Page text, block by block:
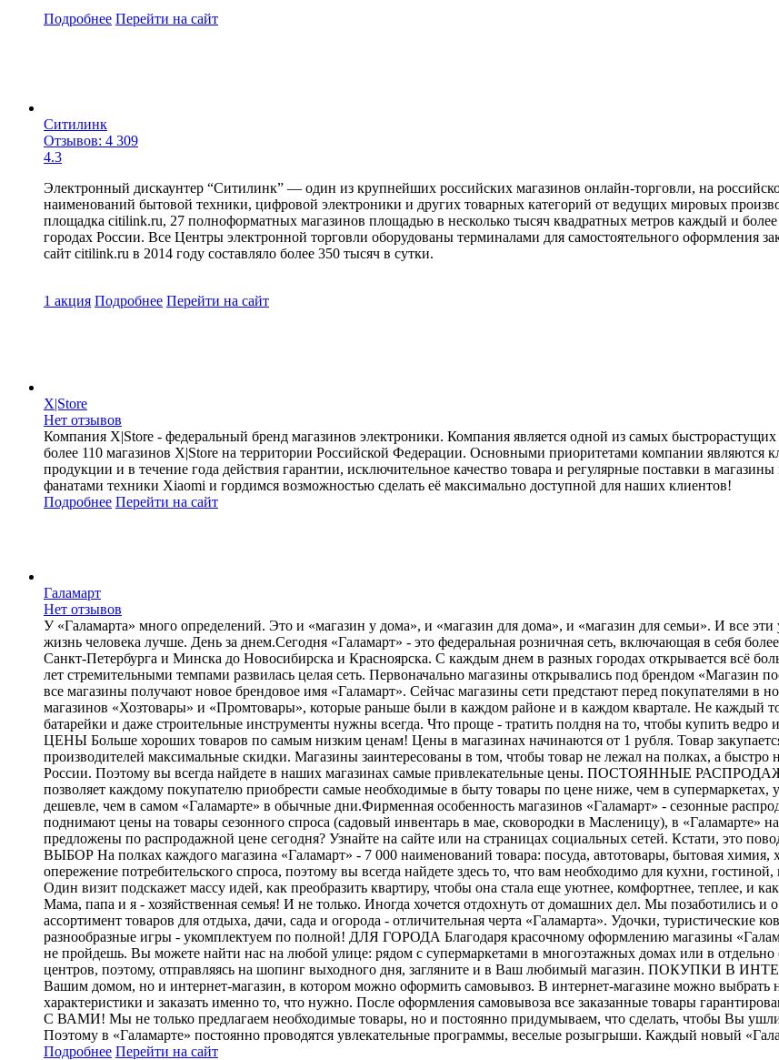
Подробнее Перейти на сайт
Ситилинк
Отзывов: 4 309
4.3
Электронный дискаунтер “Ситилинк” — один из крупнейших российских магазинов онлайн-торговли, на
наименований бытовой техники, цифровой электроники и других товарных категорий от ведущих мировых
площадка citilink.ru, 27 полноформатных магазинов площадью в несколько тысяч квадратных метров каждый и
городах России. Все Центры электронной торговли оборудованы терминалами для самостоятельного оформления
сайт citilink.ru в 2014 году составляло более 350 тысяч в сутки.
1 акция Подробнее Перейти на сайт
X|Store
Нет отзывов
Компания X|Store - федеральный бренд магазинов электроники. Компания является одной из самых
более 110 магазинов X|Store на территории Российской Федерации. Основными приоритетами компании являются
продукции и в течение года действия гарантии, исключительное качество товара и регулярные поставки в
фанатами техники Xiaomi и гордимся возможностью сделать её максимально доступной для наших клиентов!
Подробнее Перейти на сайт
Галамарт
Нет отзывов
У «Галамарта» много определений. Это и «магазин у дома», и «магазин для дома», и «магазин для семьи». И все
жизнь человека лучше. День за днем.Сегодня «Галамарт» - это федеральная розничная сеть, включающая в себя
Санкт-Петербурга и Минска до Новосибирска и Красноярска. С каждым днем в разных городах открывается всё
лет стремительными темпами развилась целая сеть. Первоначально магазины открывались под брендом «Магазин
все магазины получают новое брендовое имя «Галамарт». Сейчас магазины сети предстают перед
магазинов «Хозтовары» и «Промтовары», которые раньше были в каждом районе и в каждом квартале. Не каждый
батарейки и даже строительные инструменты нужны всегда. Что проще - тратить полдня на то, чтобы купить
ЦЕНЫ Больше хороших товаров по самым низким ценам! Цены в магазинах начинаются от 1 рубля. Товар
производителей максимальные скидки. Магазины заинтересованы в том, чтобы товар не лежал на полках, а быстро
России. Поэтому вы всегда найдете в наших магазинах самые привлекательные цены. ПОСТОЯННЫЕ
позволяет каждому покупателю приобрести самые необходимые в быту товары по цене ниже, чем в супермаркетах,
дешевле, чем в самом «Галамарте» в обычные дни.Фирменная особенность магазинов «Галамарт» - сезонные
поднимают цены на товары сезонного спроса (садовый инвентарь в мае, сковородки в Масленицу), в «Галамарте»
предложены по распродажной цене сегодня? Узнайте на сайте или на страницах социальных сетей. Кстати, это
ВЫБОР На полках каждого магазина «Галамарт» - 7 000 наименований товара: посуда, автотовары, бытовая
опережение потребительского спроса, поэтому вы всегда найдете здесь то, что вам необходимо для кухни,
Один визит подскажет массу идей, как преобразить квартиру, чтобы она стала еще уютнее, комфортнее,
Мама, папа и я - хозяйственная семья! И не только. Иногда хочется отдохнуть от домашних дел. Мы позаботились
ассортимент товаров для отдыха, дачи, сада и огорода - отличительная черта «Галамарта». Удочки,
разнообразные игры - укомплектуем по полной! ДЛЯ ГОРОДА Благодаря красочному оформлению магазины
не пройдешь. Вы можете найти нас на любой улице: рядом с супермаркетами в многоэтажных домах или в
центров, поэтому, отправляясь на шопинг выходного дня, загляните и в Ваш любимый магазин. ПОКУПКИ В
Вашим домом, но и интернет-магазин, в котором можно оформить самовывоз. В интернет-магазине можно выбрать
характеристики и заказать именно то, что нужно. После оформления самовывоза все заказанные товары
С ВАМИ! Мы не только предлагаем необходимые товары, но и постоянно придумываем, что сделать, чтобы Вы
Поэтому в «Галамарте» постоянно проводятся увлекательные программы, веселые розыгрыши. Каждый новый
Подробнее Перейти на сайт